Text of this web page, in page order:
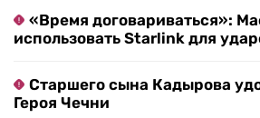
«Время договариваться»:
использовать Starlink для
Старшего сына Кадырова
Героя Чечни